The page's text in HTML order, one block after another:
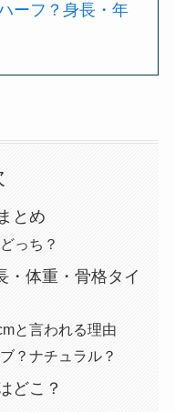
ーフ？身長・年
とめ
っち？
・体重・骨格タイ
と言われる理由
？ナチュラル？
どこ？